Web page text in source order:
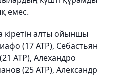
емес.
кіретін алты ойыншы
(17 АТР), Себастьян
АТР), Алехандро
(25 АТР), Александр